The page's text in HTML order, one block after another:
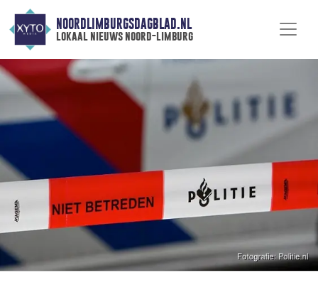
NOORDLIMBURGSDAGBLAD.NL
lokaal nieuws noord-limburg